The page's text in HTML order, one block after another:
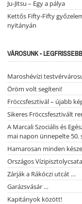
Ju-Jitsu – Egy a pálya
Kettős Fifty-Fifty
nyitányán
VÁROSUNK - LEGFRISSEBB
Maroshévízi
Öröm volt segíteni!
Fröccsfesztivál – újabb
Sikeres Fröccsfesztivált
A Marcali Szociális és
mai napon ünnepelte 50.
Hamarosan minden
Országos Vízipisztolycsata
Zárják a Rákóczi utcát …
Garázsvásár …
Kapitányok között!